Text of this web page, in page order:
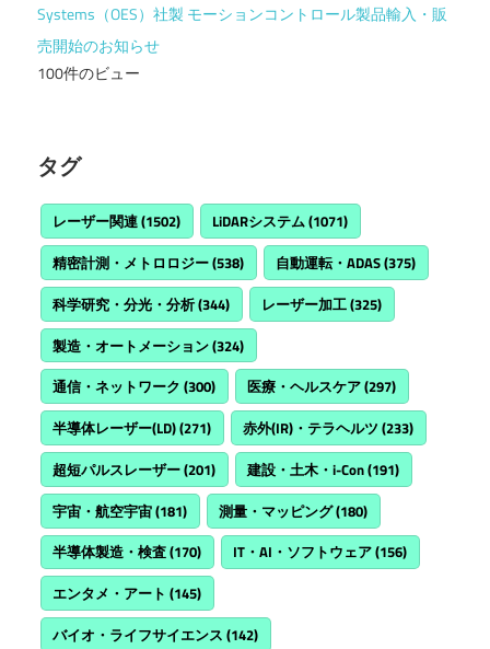
Systems（OES）社製 モーションコントロール製品輸入・販
売開始のお知らせ
100件のビュー
タグ
レーザー関連(1502) LiDARシステム(1071)
精密計測・メトロロジー(538) 自動運転・ADAS(375)
科学研究・分光・分析(344) レーザー加工(325)
製造・オートメーション(324)
通信・ネットワーク (300) 医療・ヘルスケア(297)
半導体レーザー(LD)(271) 赤外(IR)・テラヘルツ (233)
超短パルスレーザー(201) 建設・土木・i-Con(191)
宇宙・航空宇宙(181) 測量・マッピング(180)
半導体製造・検査(170) IT・AI・ソフトウェア(156)
エンタメ・アート (145)
バイオ・ライフサイエンス (142)